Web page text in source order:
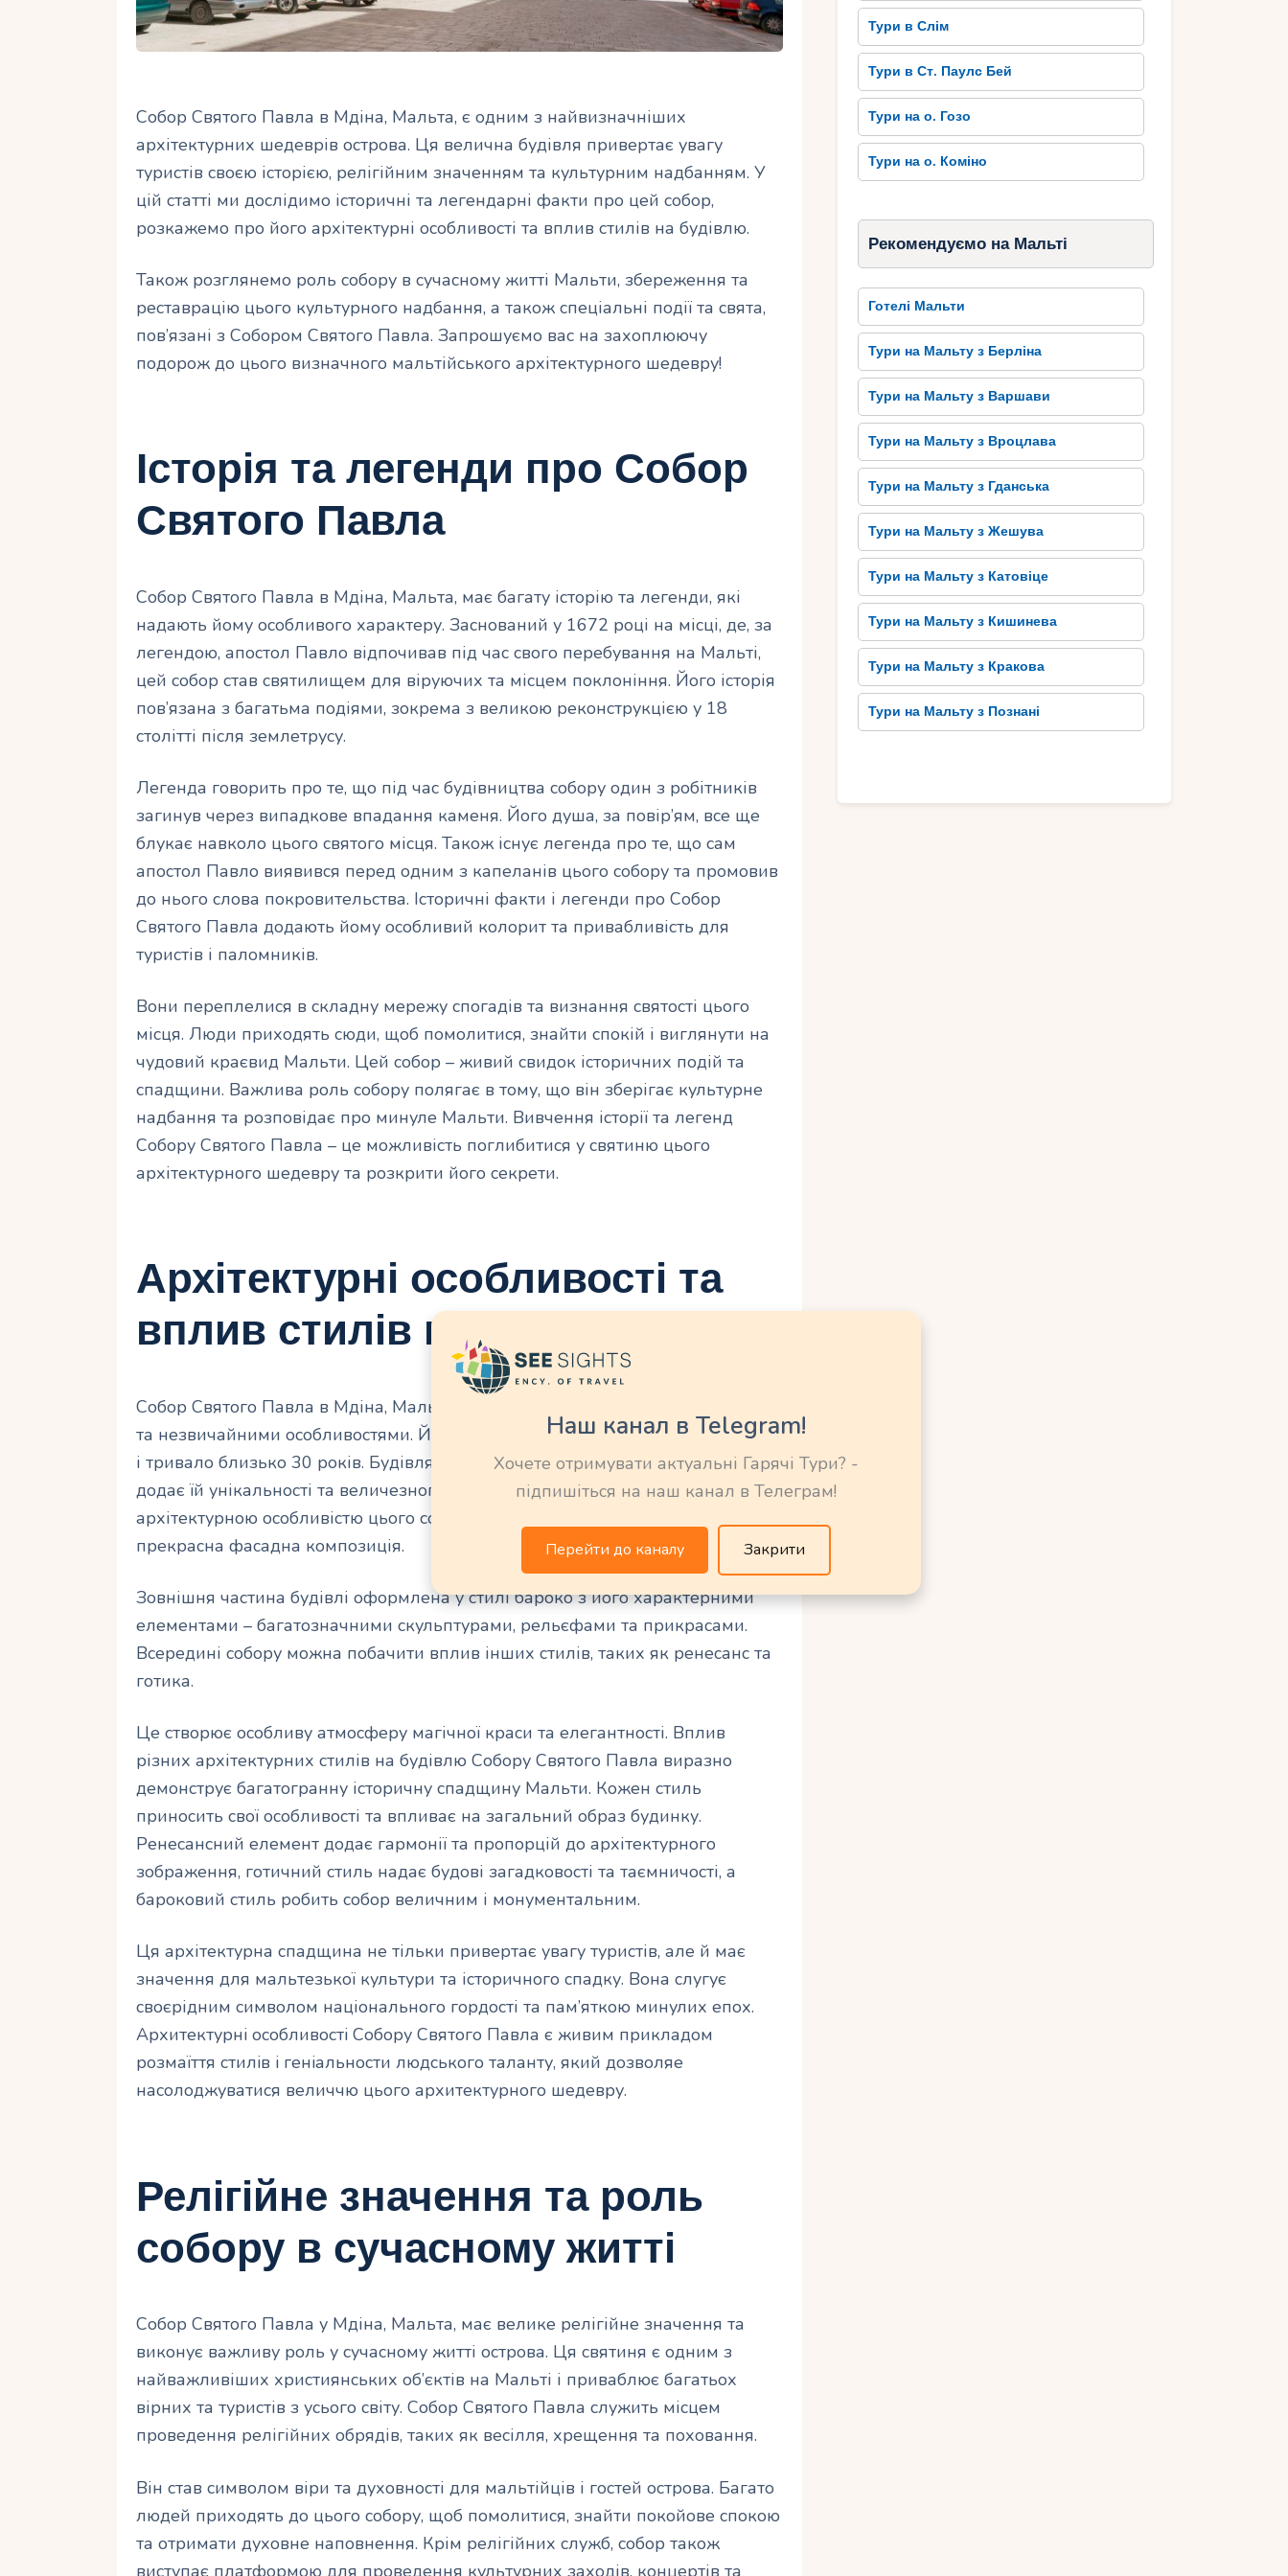
Собор Святого Павла в Мдіна, Мальта, є одним з найвизначніших
архітектурних шедеврів острова. Ця велична будівля привертає увагу
туристів своєю історією, релігійним значенням та культурним надбанням. У
цій статті ми дослідимо історичні та легендарні факти про цей собор,
розкажемо про його архітектурні особливості та вплив стилів на будівлю.
Також розглянемо роль собору в сучасному житті Мальти, збереження та
реставрацію цього культурного надбання, а також спеціальні події та свята,
пов’язані з Собором Святого Павла. Запрошуємо вас на захоплюючу
подорож до цього визначного мальтійського архітектурного шедевру!
Історія та легенди про Собор
Святого Павла
Собор Святого Павла в Мдіна, Мальта, має багату історію та легенди, які
надають йому особливого характеру. Заснований у 1672 році на місці, де, за
легендою, апостол Павло відпочивав під час свого перебування на Мальті,
цей собор став святилищем для віруючих та місцем поклоніння. Його історія
пов’язана з багатьма подіями, зокрема з великою реконструкцією у 18
столітті після землетрусу.
Легенда говорить про те, що під час будівництва собору один з робітників
загинув через випадкове впадання каменя. Його душа, за повір’ям, все ще
блукає навколо цього святого місця. Також існує легенда про те, що сам
апостол Павло виявився перед одним з капеланів цього собору та промовив
до нього слова покровительства. Історичні факти і легенди про Собор
Святого Павла додають йому особливий колорит та привабливість для
туристів і паломників.
Вони переплелися в складну мережу спогадів та визнання святості цього
місця. Люди приходять сюди, щоб помолитися, знайти спокій і виглянути на
чудовий краєвид Мальти. Цей собор – живий свидок історичних подій та
спадщини. Важлива роль собору полягає в тому, що він зберігає культурне
надбання та розповідає про минуле Мальти. Вивчення історії та легенд
Собору Святого Павла – це можливість поглибитися у святиню цього
архітектурного шедевру та розкрити його секрети.
Архітектурні особливості та
вплив стилів на будівлю
Собор Святого Павла в Мдіна, Мальта, вражає своєю архітектурною красою
та незвичайними особливостями. Його будівництво розпочалося у 17 столітті
і тривало близько 30 років. Будівля поєднує різні архітектурні стилі, що
додає їй унікальності та величезного історичного значення. Головною
архітектурною особливістю цього собору є його грандіозні розміри та
прекрасна фасадна композиція.
Зовнішня частина будівлі оформлена у стилі бароко з його характерними
елементами – багатозначними скульптурами, рельєфами та прикрасами.
Всередині собору можна побачити вплив інших стилів, таких як ренесанс та
готика.
Це створює особливу атмосферу магічної краси та елегантності. Вплив
різних архітектурних стилів на будівлю Собору Святого Павла виразно
демонструє багатогранну історичну спадщину Мальти. Кожен стиль
приносить свої особливості та впливає на загальний образ будинку.
Ренесансний елемент додає гармонії та пропорцій до архітектурного
зображення, готичний стиль надає будові загадковості та таємничості, а
бароковий стиль робить собор величним і монументальним.
Ця архітектурна спадщина не тільки привертає увагу туристів, але й має
значення для мальтезької культури та історичного спадку. Вона слугує
своєрідним символом національного гордості та пам’яткою минулих епох.
Архитектурнi особливостi Собору Святого Павла є живим прикладом
розмаїття стилiв i генiальности людського таланту, який дозволяe
насолоджуватися величчю цього архитектурного шедевру.
Релігійне значення та роль
собору в сучасному житті
Собор Святого Павла у Мдіна, Мальта, має велике релігійне значення та
виконує важливу роль у сучасному житті острова. Ця святиня є одним з
найважливіших християнських об’єктів на Мальті і приваблює багатьох
вірних та туристів з усього світу. Собор Святого Павла служить місцем
проведення релігійних обрядів, таких як весілля, хрещення та поховання.
Він став символом віри та духовності для мальтійців і гостей острова. Багато
людей приходять до цього собору, щоб помолитися, знайти покойове спокою
та отримати духовне наповнення. Крім релігійних служб, собор також
виступає платформою для проведення культурних заходів, концертів та
Тури в Слім
Тури в Ст. Паулс Бей
Тури на о. Гозо
Тури на о. Коміно
Рекомендуємо на Мальті
Готелі Мальти
Тури на Мальту з Берліна
Тури на Мальту з Варшави
Тури на Мальту з Вроцлава
Тури на Мальту з Гданська
Тури на Мальту з Жешува
Тури на Мальту з Катовіце
Тури на Мальту з Кишинева
Тури на Мальту з Кракова
Тури на Мальту з Познані
Наш канал в Telegram!
Хочете отримувати актуальні Гарячі Тури? -
підпишіться на наш канал в Телеграм!
Перейти до каналу Закрити